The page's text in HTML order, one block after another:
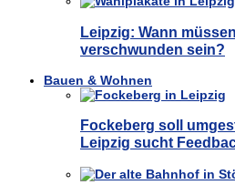
Leipzig: Wann
verschwunden sein?
Bauen & Wohnen
Fockeberg soll
Leipzig sucht